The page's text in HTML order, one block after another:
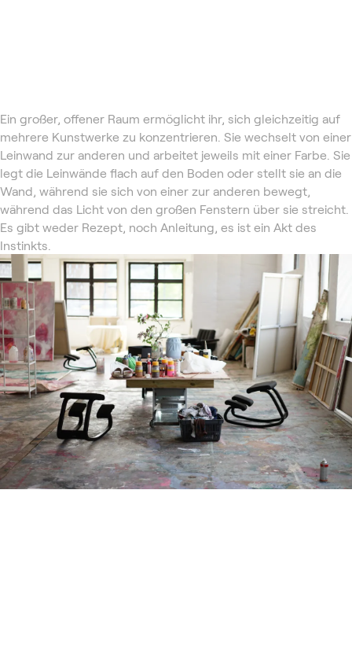
Ein großer, offener Raum ermöglicht ihr, sich gleichzeitig auf
mehrere Kunstwerke zu konzentrieren. Sie wechselt von einer
Leinwand zur anderen und arbeitet jeweils mit einer Farbe. Sie
legt die Leinwände flach auf den Boden oder stellt sie an die
Wand, während sie sich von einer zur anderen bewegt,
während das Licht von den großen Fenstern über sie streicht.
Es gibt weder Rezept, noch Anleitung, es ist ein Akt des
Instinkts.